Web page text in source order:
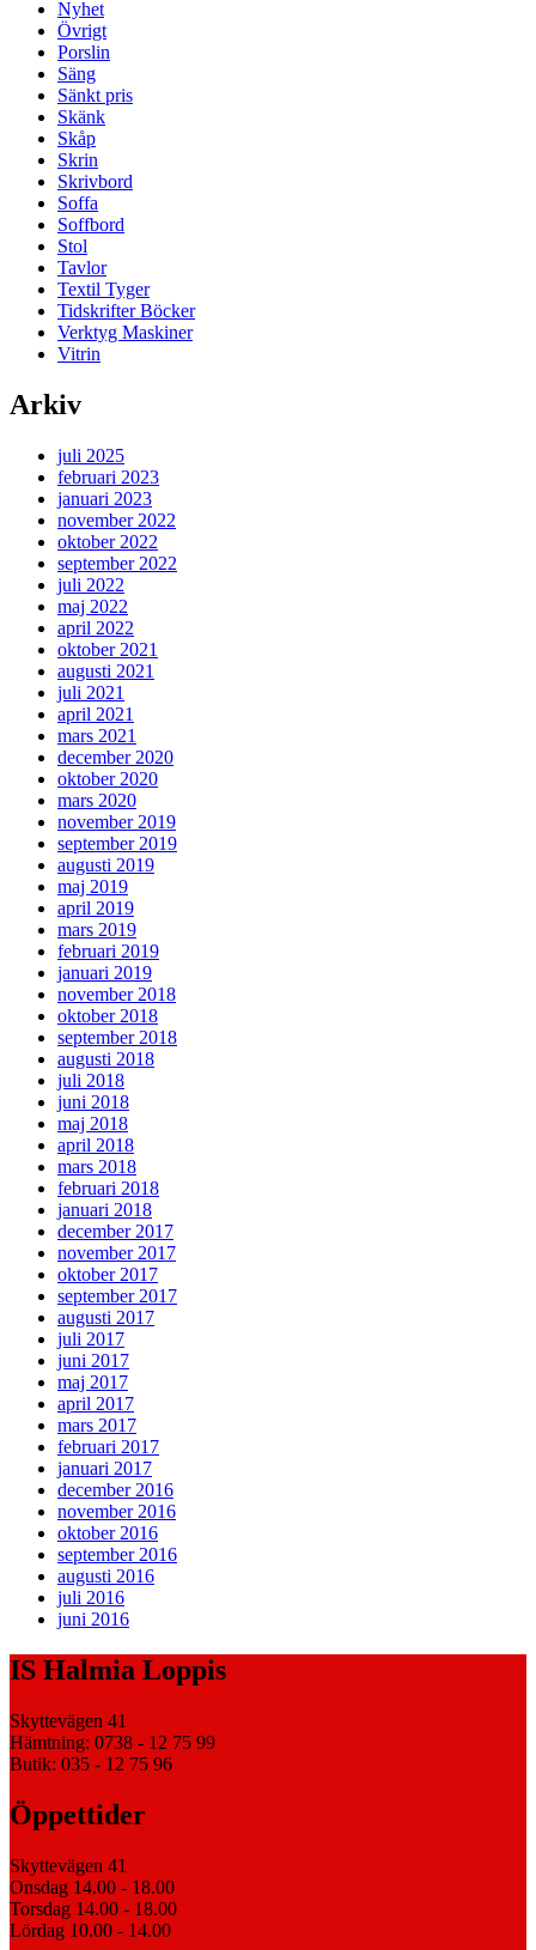
Nyhet
Övrigt
Porslin
Säng
Sänkt pris
Skänk
Skåp
Skrin
Skrivbord
Soffa
Soffbord
Stol
Tavlor
Textil Tyger
Tidskrifter Böcker
Verktyg Maskiner
Vitrin
Arkiv
juli 2025
februari 2023
januari 2023
november 2022
oktober 2022
september 2022
juli 2022
maj 2022
april 2022
oktober 2021
augusti 2021
juli 2021
april 2021
mars 2021
december 2020
oktober 2020
mars 2020
november 2019
september 2019
augusti 2019
maj 2019
april 2019
mars 2019
februari 2019
januari 2019
november 2018
oktober 2018
september 2018
augusti 2018
juli 2018
juni 2018
maj 2018
april 2018
mars 2018
februari 2018
januari 2018
december 2017
november 2017
oktober 2017
september 2017
augusti 2017
juli 2017
juni 2017
maj 2017
april 2017
mars 2017
februari 2017
januari 2017
december 2016
november 2016
oktober 2016
september 2016
augusti 2016
juli 2016
juni 2016
IS Halmia Loppis
Skyttevägen 41
Hämtning: 0738 - 12 75 99
Butik: 035 - 12 75 96
Öppettider
Skyttevägen 41
Onsdag 14.00 - 18.00
Torsdag 14.00 - 18.00
Lördag 10.00 - 14.00